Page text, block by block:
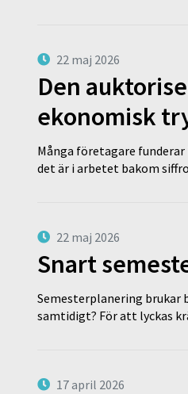
22 maj 2026
Den
ekonomisk
Många företagare
det är i arbetet bakom
22 maj 2026
Snart
Semesterplanering brukar
samtidigt? För att lyckas
17 april 2026